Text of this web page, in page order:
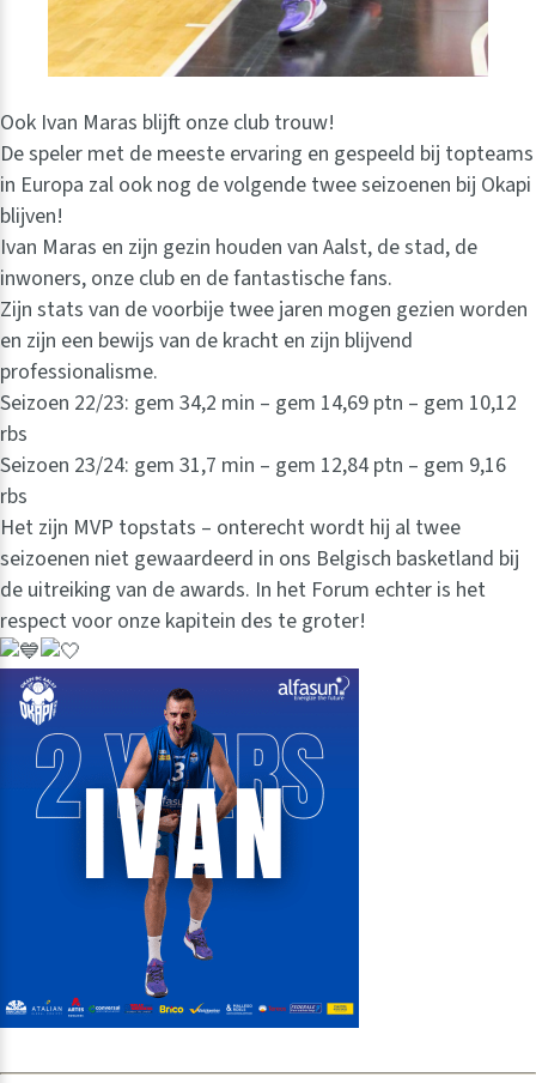
Ook Ivan Maras blijft onze club trouw!
De speler met de meeste ervaring en gespeeld bij topteams
in Europa zal ook nog de volgende twee seizoenen bij Okapi
blijven!
Ivan Maras en zijn gezin houden van Aalst, de stad, de
inwoners, onze club en de fantastische fans.
Zijn stats van de voorbije twee jaren mogen gezien worden
en zijn een bewijs van de kracht en zijn blijvend
professionalisme.
Seizoen 22/23: gem 34,2 min – gem 14,69 ptn – gem 10,12
rbs
Seizoen 23/24: gem 31,7 min – gem 12,84 ptn – gem 9,16
rbs
Het zijn MVP topstats – onterecht wordt hij al twee
seizoenen niet gewaardeerd in ons Belgisch basketland bij
de uitreiking van de awards. In het Forum echter is het
respect voor onze kapitein des te groter!